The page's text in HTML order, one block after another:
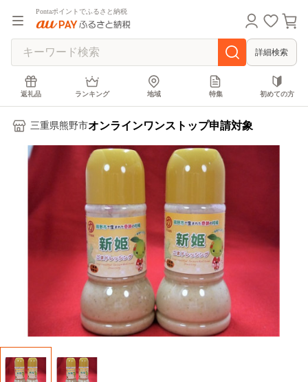
Pontaポイントでふるさと納税
詳細検索
返礼品 ランキング 地域 特集 初めての方
三重県熊野市オンラインワンストップ申請対象